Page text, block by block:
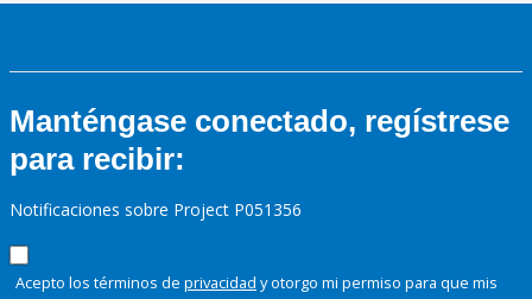
Manténgase conectado, regístrese
para recibir:
Notificaciones sobre Project P051356
Acepto los términos de privacidad y otorgo mi permiso para que mis